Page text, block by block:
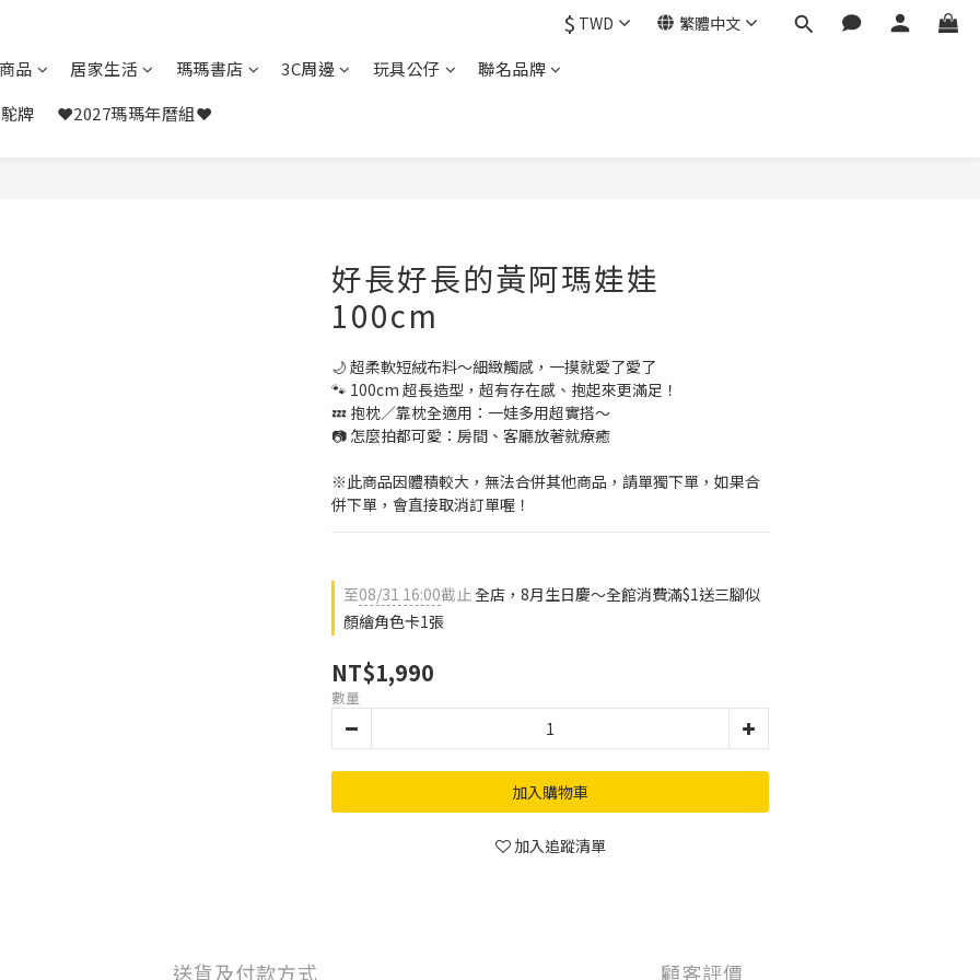
$ TWD 繁體中文
品 居家生活 瑪瑪書店 3C周邊 玩具公仔
聯名品牌
牌
❤️2027瑪瑪年曆組❤️
好長好長的黃阿瑪娃娃
100cm
🌙 超柔軟短絨布料～細緻觸感，一摸就愛了愛了
🐾 100cm 超長造型，超有存在感、抱起來更滿足！
💤 抱枕／靠枕全適用：一娃多用超實搭～
📷 怎麼拍都可愛：房間、客廳放著就療癒
※此商品因體積較大，無法合併其他商品，請單獨下單，如果合
併下單，會直接取消訂單喔！
至08/31 16:00截止全店，8月生日慶～全館消費滿$1送三腳似
顏繪角色卡1張
NT$1,990
數量
加入購物車
加入追蹤清單
送貨及付款方式 顧客評價